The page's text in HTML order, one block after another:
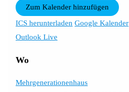
Zum Kalender hinzufügen
ICS herunterladen Google Kalender
Outlook Live
Wo
Mehrgenerationenhaus